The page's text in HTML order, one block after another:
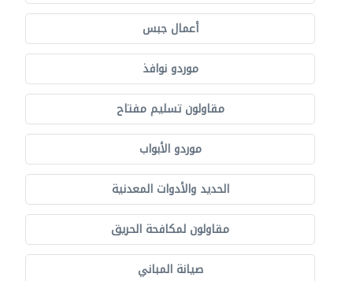
أعمال جبس
موردو نوافذ
مقاولون تسليم مفتاح
موردو الأبواب
الحديد والأدوات المعدنية
مقاولون لمكافحة الحريق
صيانة المباني